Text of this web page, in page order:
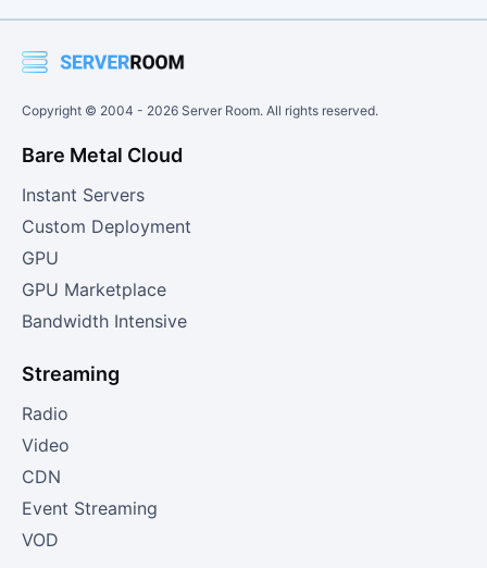
Copyright © 2004 - 2026 Server Room. All rights reserved.
Bare Metal Cloud
Instant Servers
Custom Deployment
GPU
GPU Marketplace
Bandwidth Intensive
Streaming
Radio
Video
CDN
Event Streaming
VOD